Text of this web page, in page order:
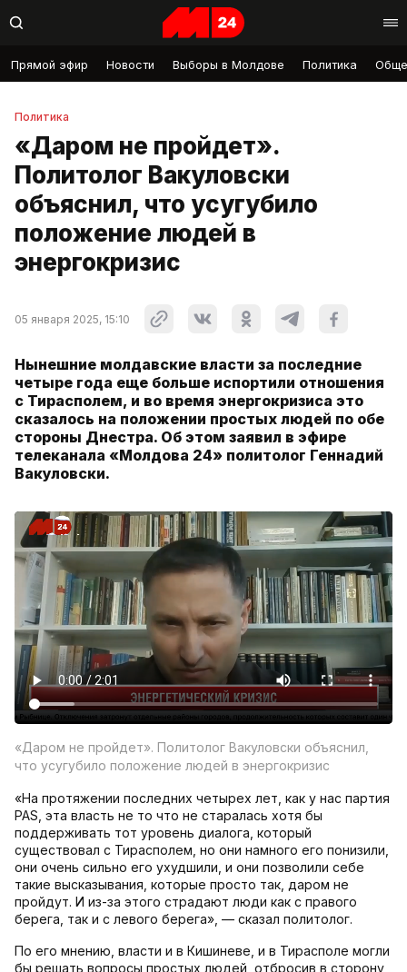
Прямой эфир Новости Выборы в Молдове Политика
Политика
«Даром не пройдет».
Политолог Вакуловски
объяснил, что усугубило
положение людей в
энергокризис
05 января 2025, 15:10
Нынешние молдавские власти за последние
четыре года еще больше испортили отношения
с Тирасполем, и во время энергокризиса это
сказалось на положении простых людей по обе
стороны Днестра. Об этом заявил в эфире
телеканала «Молдова 24» политолог Геннадий
Вакуловски.
«Даром не пройдет». Политолог Вакуловски объяснил,
что усугубило положение людей в энергокризис
«На протяжении последних четырех лет, как у нас партия
PAS, эта власть не то что не старалась хотя бы
поддерживать тот уровень диалога, который
существовал с Тирасполем, но они намного его понизили,
они очень сильно его ухудшили, и они позволили себе
такие высказывания, которые просто так, даром не
пройдут. И из-за этого страдают люди как с правого
берега, так и с левого берега», — сказал политолог.
По его мнению, власти и в Кишиневе, и в Тирасполе могли
бы решать вопросы простых людей, отбросив в сторону